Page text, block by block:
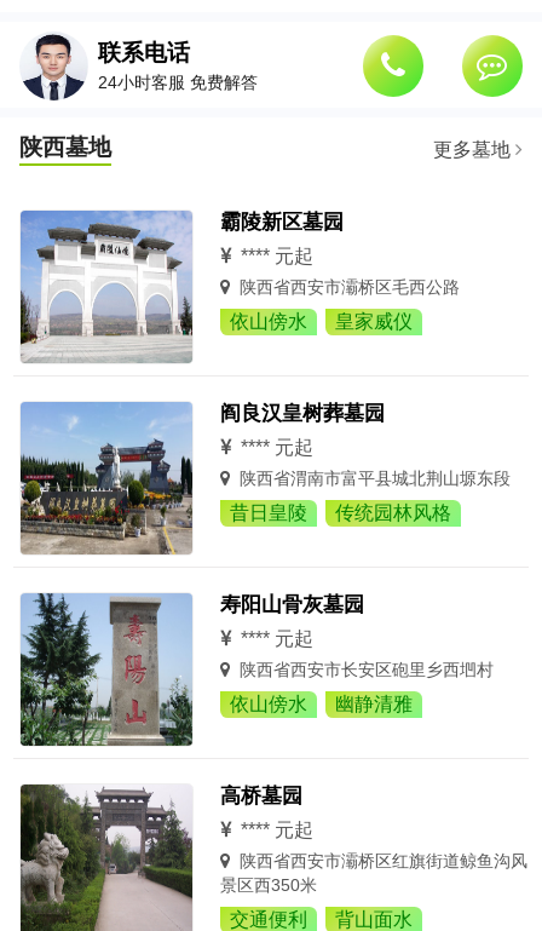
联系电话
24小时客服 免费解答
陕西墓地 更多墓地
霸陵新区墓园
**** 元起
陕西省西安市灞桥区毛西公路
依山傍水 皇家威仪
阎良汉皇树葬墓园
**** 元起
陕西省渭南市富平县城北荆山塬东段
昔日皇陵 传统园林风格
寿阳山骨灰墓园
**** 元起
陕西省西安市长安区砲里乡西垇村
依山傍水 幽静清雅
高桥墓园
**** 元起
陕西省西安市灞桥区红旗街道鲸鱼沟风
景区西350米
交通便利 背山面水